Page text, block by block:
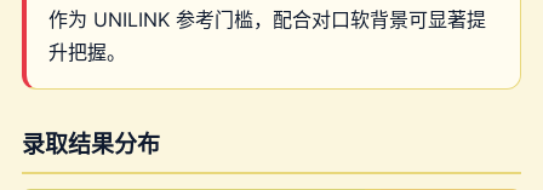
作为 UNILINK 参考门槛，配合对口软背景可显著提
升把握。
录取结果分布